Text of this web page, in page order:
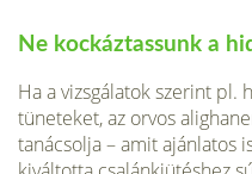
Ne kockáztassunk a
Ha a vizsgálatok szerint pl.
tüneteket, az orvos
tanácsolja – amit ajánlatos